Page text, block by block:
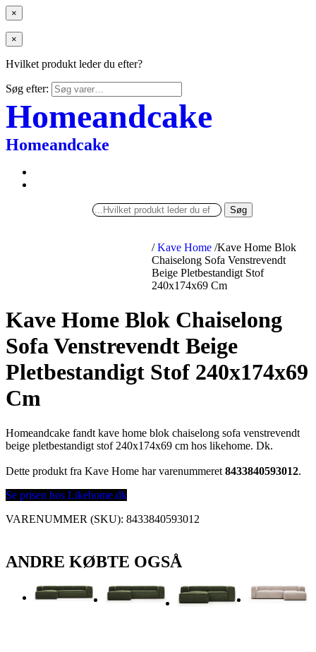
×
×
Hvilket produkt leder du efter?
Søg efter:
Homeandcake
Homeandcake
Søg
/ Kave Home /Kave Home Blok
Chaiselong Sofa Venstrevendt
Beige Pletbestandigt Stof
240x174x69 Cm
Kave Home Blok Chaiselong
Sofa Venstrevendt Beige
Pletbestandigt Stof 240x174x69
Cm
Homeandcake fandt kave home blok chaiselong sofa venstrevendt
beige pletbestandigt stof 240x174x69 cm hos likehome. Dk.
Dette produkt fra Kave Home har varenummeret 8433840593012.
Se prisen hos Likehome.dk
VARENUMMER (SKU): 8433840593012
ANDRE KØBTE OGSÅ